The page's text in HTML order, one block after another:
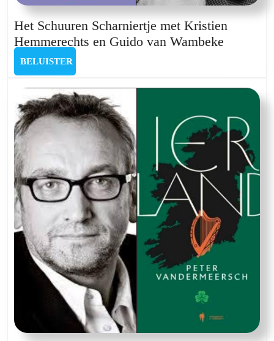
Het Schuuren Scharniertje met Kristien
Hemmerechts en Guido van Wambeke
met
Kristien
en
Guido
van
BELUISTER